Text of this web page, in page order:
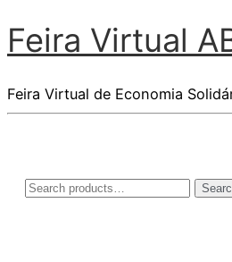
Feira Virtual
Feira Virtual de Economia